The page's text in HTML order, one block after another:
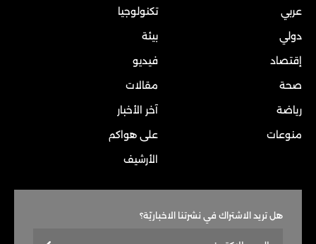
عربي
دولي
إقتصاد
صحة
رياضة
منوعات
تكنولوجيا
بيئة
فيديو
مقالات
آخر الأخبار
على هواكم
الأرشيف
هل تريد الاشتراك في نشرتنا الاخباريّة؟